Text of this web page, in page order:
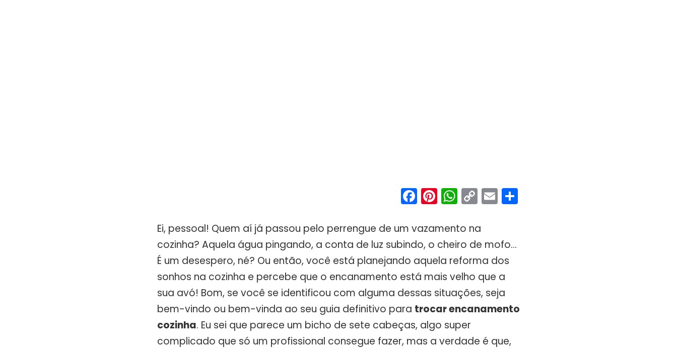
Facebook
Pinterest
WhatsApp
Copy
Link
Email
Ei, pessoal! Quem aí já passou pelo perrengue de um vazamento na
cozinha? Aquela água pingando, a conta de luz subindo, o cheiro de mofo…
É um desespero, né? Ou então, você está planejando aquela reforma dos
sonhos na cozinha e percebe que o encanamento está mais velho que a
sua avó! Bom, se você se identificou com alguma dessas situações, seja
bem-vindo ou bem-vinda ao seu guia definitivo para trocar encanamento
cozinha. Eu sei que parece um bicho de sete cabeças, algo super
complicado que só um profissional consegue fazer, mas a verdade é que,